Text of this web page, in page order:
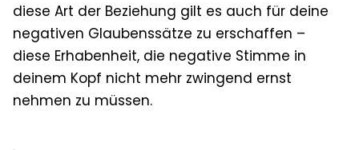
diese Art der Beziehung gilt es auch für deine
negativen Glaubenssätze zu erschaffen –
diese Erhabenheit, die negative Stimme in
deinem Kopf nicht mehr zwingend ernst
nehmen zu müssen.